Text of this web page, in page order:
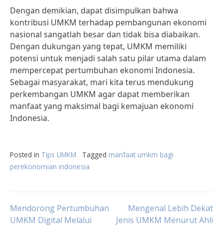
Dengan demikian, dapat disimpulkan bahwa
kontribusi UMKM terhadap pembangunan ekonomi
nasional sangatlah besar dan tidak bisa diabaikan.
Dengan dukungan yang tepat, UMKM memiliki
potensi untuk menjadi salah satu pilar utama dalam
mempercepat pertumbuhan ekonomi Indonesia.
Sebagai masyarakat, mari kita terus mendukung
perkembangan UMKM agar dapat memberikan
manfaat yang maksimal bagi kemajuan ekonomi
Indonesia.
Posted in Tips UMKM Tagged manfaat umkm bagi
perekonomian indonesia
Post
Mendorong Pertumbuhan
UMKM Digital Melalui
Mengenal Lebih Dekat
Jenis UMKM Menurut Ahli